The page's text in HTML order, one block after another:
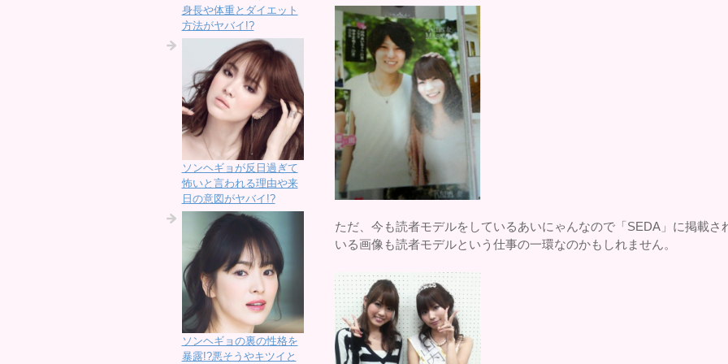
ただ、今も読者モデルをしているあいにゃんなので「SEDA」に掲載さ
いる画像も読者モデルという仕事の一環なのかもしれません。
身長や体重とダイエット
方法がヤバイ!?
ソンヘギョが反日過ぎて
怖いと言われる理由や来
日の意図がヤバイ!?
ソンヘギョの裏の性格を
暴露!?悪そうやキツイと